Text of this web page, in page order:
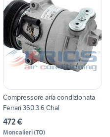
Compressore aria condizionata
Ferrari 360 3.6 Chal
472 €
Moncalieri(TO)